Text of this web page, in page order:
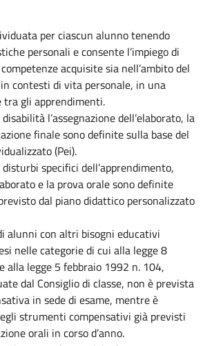
per ciascun alunno tenendo
personali e consente l’impiego di
acquisite sia nell’ambito del
contesti di vita personale, in una
tra gli apprendimenti.
l’assegnazione dell’elaborato, la
finale sono definite sulla base del
(Pei).
specifici dell’apprendimento,
e la prova orale sono definite
dal piano didattico personalizzato
alunni con altri bisogni educativi
nelle categorie di cui alla legge 8
alla legge 5 febbraio 1992 n. 104,
dal Consiglio di classe, non è prevista
in sede di esame, mentre è
strumenti compensativi già previsti
orali in corso d’anno.